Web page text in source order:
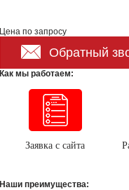
Цена по запросу
Обратный
Как мы работаем:
Заявка с сайта
Наши преимущества: